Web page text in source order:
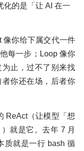
化的是「让 AI 在一
像你给下属交代一件
每一步；Loop 像你
止，过不了别来找
你还在场，后者你
ReAct（让模型「想
就是它。去年 7 月
质就是一行 bash 循